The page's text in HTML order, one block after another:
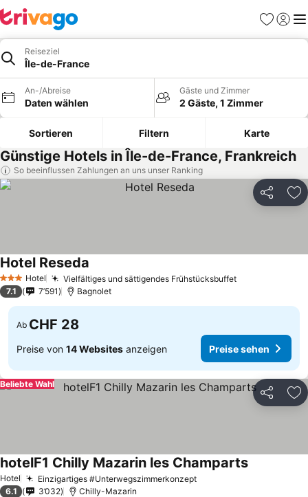
Favoriten
Reiseziel
Île-de-France
An-/Abreise
Daten wählen
Gäste und Zimmer
2 Gäste, 1 Zimmer
Sortieren Filtern Karte
Günstige Hotels in Île-de-France, Frankreich
So beeinflussen Zahlungen an uns unser Ranking
Teilen
3 SterneHotel Vielfältiges und sättigendes FrühstücksbuffetPreise sehen
Hotel Reseda
7.1 7’591 Bagnolet
Ab CHF 28
Preise von 14 Websites anzeigen Preise sehen
Teilen
Beliebte Wahl
Hotel Einzigartiges #UnterwegszimmerkonzeptPreise sehen
hotelF1 Chilly Mazarin les ChampartsPreise
6.1 3’032 Chilly-Mazarin